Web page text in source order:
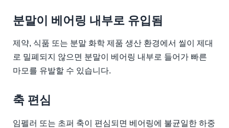
분말이 베어링 내부로 유입됨
제약, 식품 또는 분말 화학 제품 생산 환경에서 씰이 제대
로 밀폐되지 않으면 분말이 베어링 내부로 들어가 빠른
마모를 유발할 수 있습니다.
축 편심
임펠러 또는 초퍼 축이 편심되면 베어링에 불균일한 하중